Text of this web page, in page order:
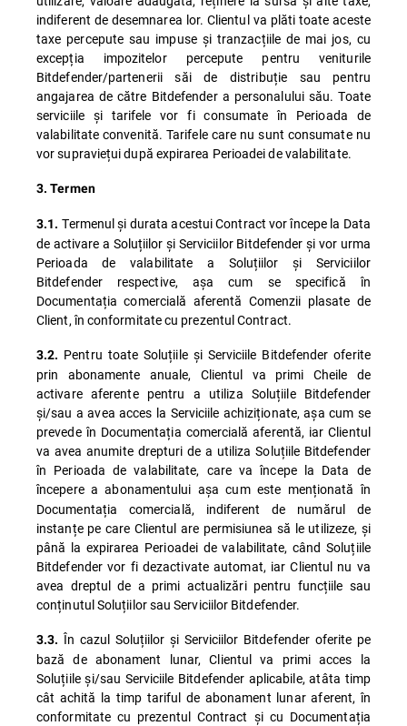
indiferent de desemnarea lor. Clientul va plăti toate aceste
taxe percepute sau impuse și tranzacțiile de mai jos, cu
excepția impozitelor percepute pentru veniturile
Bitdefender/partenerii săi de distribuție sau pentru
angajarea de către Bitdefender a personalului său. Toate
serviciile și tarifele vor fi consumate în Perioada de
valabilitate convenită. Tarifele care nu sunt consumate nu
vor supraviețui după expirarea Perioadei de valabilitate.
3. Termen
3.1. Termenul și durata acestui Contract vor începe la Data
de activare a Soluțiilor și Serviciilor Bitdefender și vor urma
Perioada de valabilitate a Soluțiilor și Serviciilor
Bitdefender respective, așa cum se specifică în
Documentația comercială aferentă Comenzii plasate de
Client, în conformitate cu prezentul Contract.
3.2. Pentru toate Soluțiile și Serviciile Bitdefender oferite
prin abonamente anuale, Clientul va primi Cheile de
activare aferente pentru a utiliza Soluțiile Bitdefender
și/sau a avea acces la Serviciile achiziționate, așa cum se
prevede în Documentația comercială aferentă, iar Clientul
va avea anumite drepturi de a utiliza Soluțiile Bitdefender
în Perioada de valabilitate, care va începe la Data de
începere a abonamentului așa cum este menționată în
Documentația comercială, indiferent de numărul de
instanțe pe care Clientul are permisiunea să le utilizeze, și
până la expirarea Perioadei de valabilitate, când Soluțiile
Bitdefender vor fi dezactivate automat, iar Clientul nu va
avea dreptul de a primi actualizări pentru funcțiile sau
conținutul Soluțiilor sau Serviciilor Bitdefender.
3.3. În cazul Soluțiilor și Serviciilor Bitdefender oferite pe
bază de abonament lunar, Clientul va primi acces la
Soluțiile și/sau Serviciile Bitdefender aplicabile, atâta timp
cât achită la timp tariful de abonament lunar aferent, în
conformitate cu prezentul Contract și cu Documentația